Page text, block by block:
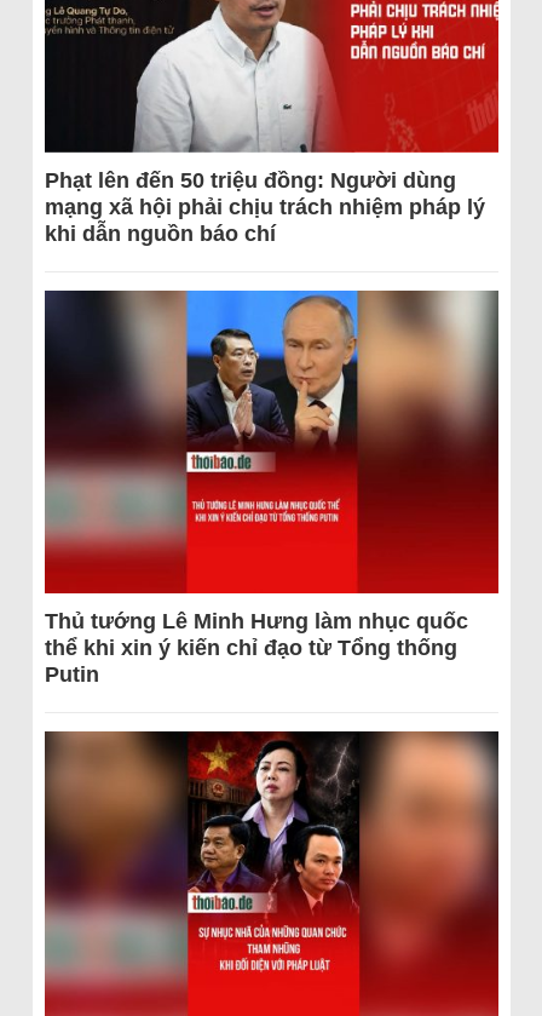
Phạt lên đến 50 triệu đồng: Người dùng
mạng xã hội phải chịu trách nhiệm pháp lý
khi dẫn nguồn báo chí
Thủ tướng Lê Minh Hưng làm nhục quốc
thể khi xin ý kiến chỉ đạo từ Tổng thống
Putin